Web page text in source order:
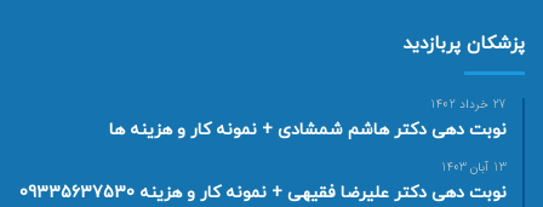
پزشکان پربازدید
27 خرداد 1402
نوبت دهی دکتر هاشم شمشادی + نمونه کار و هزینه ها
13 آبان 1403
نوبت دهی دکتر علیرضا فقیهی + نمونه کار و هزینه 09335637530